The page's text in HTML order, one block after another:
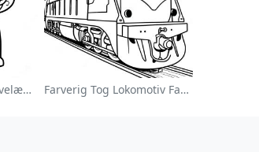
Chase Paw Patrol Farvelægningsside Farverig Tog Lokomotiv Farvelægningsside